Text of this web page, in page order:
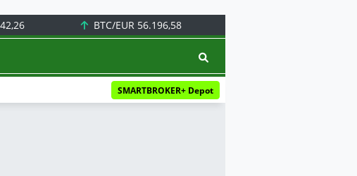
BTC/EUR 56.196,58
SMARTBROKER+ Depot